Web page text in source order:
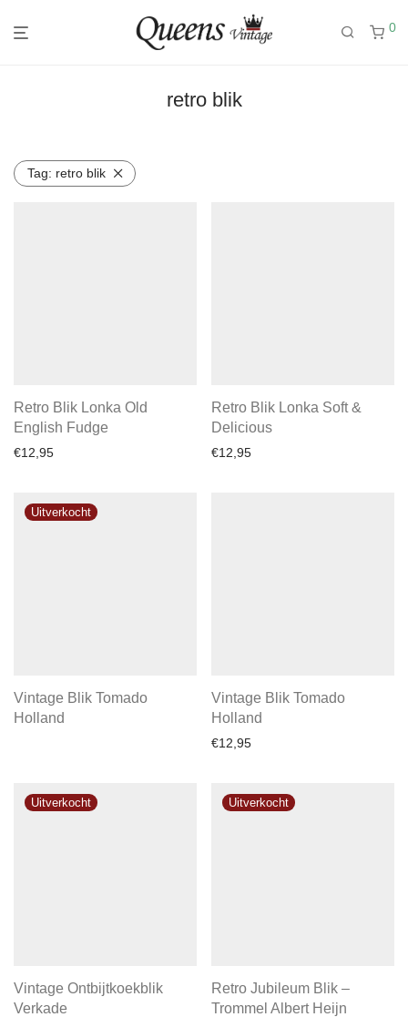
0
retro blik
Tag: retro blik
Retro Blik Lonka Old
English Fudge
€12,95
Retro Blik Lonka Soft &
Delicious
€12,95
Vintage Blik Tomado
Holland
Vintage Blik Tomado
Holland
€12,95
Vintage Ontbijtkoekblik
Verkade
Retro Jubileum Blik –
Trommel Albert Heijn